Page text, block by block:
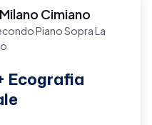
Cimiano
Piano Sopra La
Ecografia